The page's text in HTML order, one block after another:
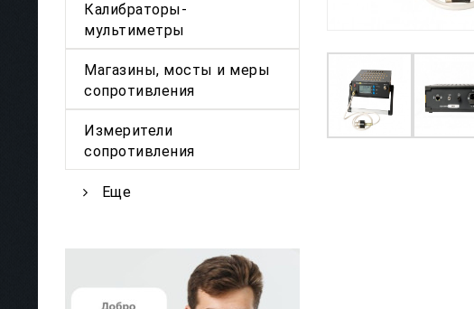
Калибраторы-
мультиметры
Магазины, мосты и меры
сопротивления
Измерители
сопротивления
Еще